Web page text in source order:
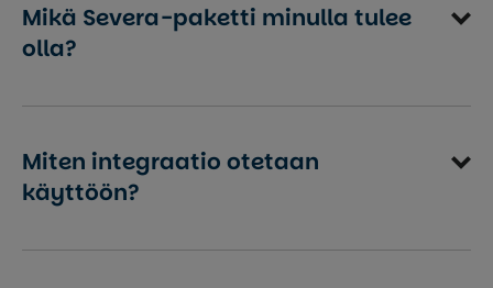
Mikä Severa-paketti minulla tulee
olla?
Miten integraatio otetaan
käyttöön?